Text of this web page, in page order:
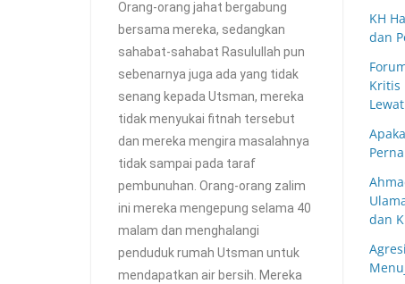
Orang-orang jahat bergabung
bersama mereka, sedangkan
sahabat-sahabat Rasulullah pun
sebenarnya juga ada yang tidak
senang kepada Utsman, mereka
tidak menyukai fitnah tersebut
dan mereka mengira masalahnya
tidak sampai pada taraf
pembunuhan. Orang-orang zalim
ini mereka mengepung selama 40
malam dan menghalangi
penduduk rumah Utsman untuk
mendapatkan air bersih. Mereka
KH
dan
Kritis
dan